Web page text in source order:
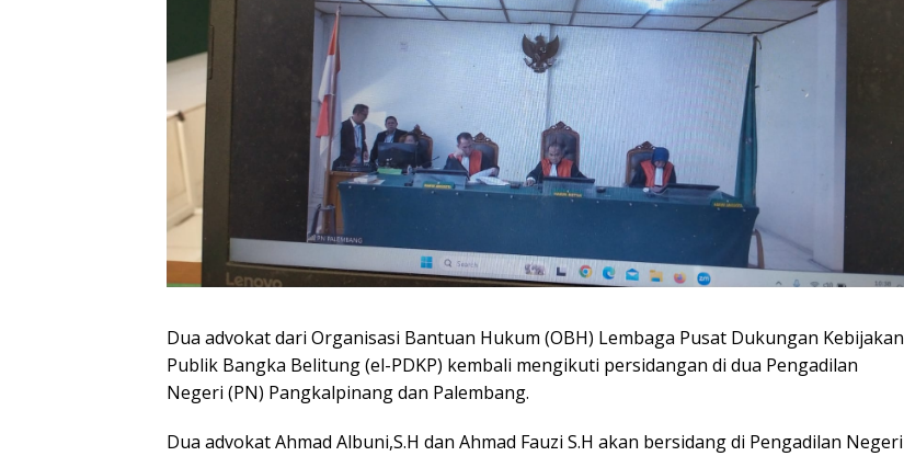
Dua advokat dari Organisasi Bantuan Hukum (OBH) Lembaga Pusat Dukungan Kebijakan
Publik Bangka Belitung (el-PDKP) kembali mengikuti persidangan di dua Pengadilan
Negeri (PN) Pangkalpinang dan Palembang.
Dua advokat Ahmad Albuni,S.H dan Ahmad Fauzi S.H akan bersidang di Pengadilan Negeri